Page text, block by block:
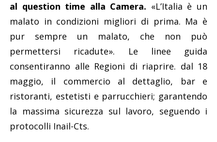
al question time alla Camera. «L’Italia è un
malato in condizioni migliori di prima. Ma è
pur sempre un malato, che non può
permettersi ricadute». Le linee guida
consentiranno alle Regioni di riaprire. dal 18
maggio, il commercio al dettaglio, bar e
ristoranti, estetisti e parrucchieri; garantendo
la massima sicurezza sul lavoro, seguendo i
protocolli Inail-Cts.